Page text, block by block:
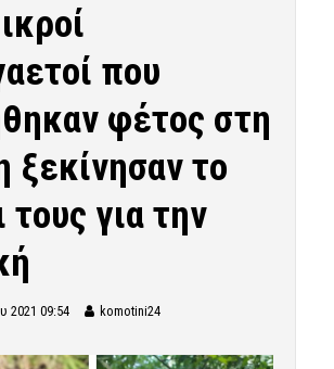
που
φέτος στη
ξεκίνησαν το
τους για την
2021 09:54 komotini24